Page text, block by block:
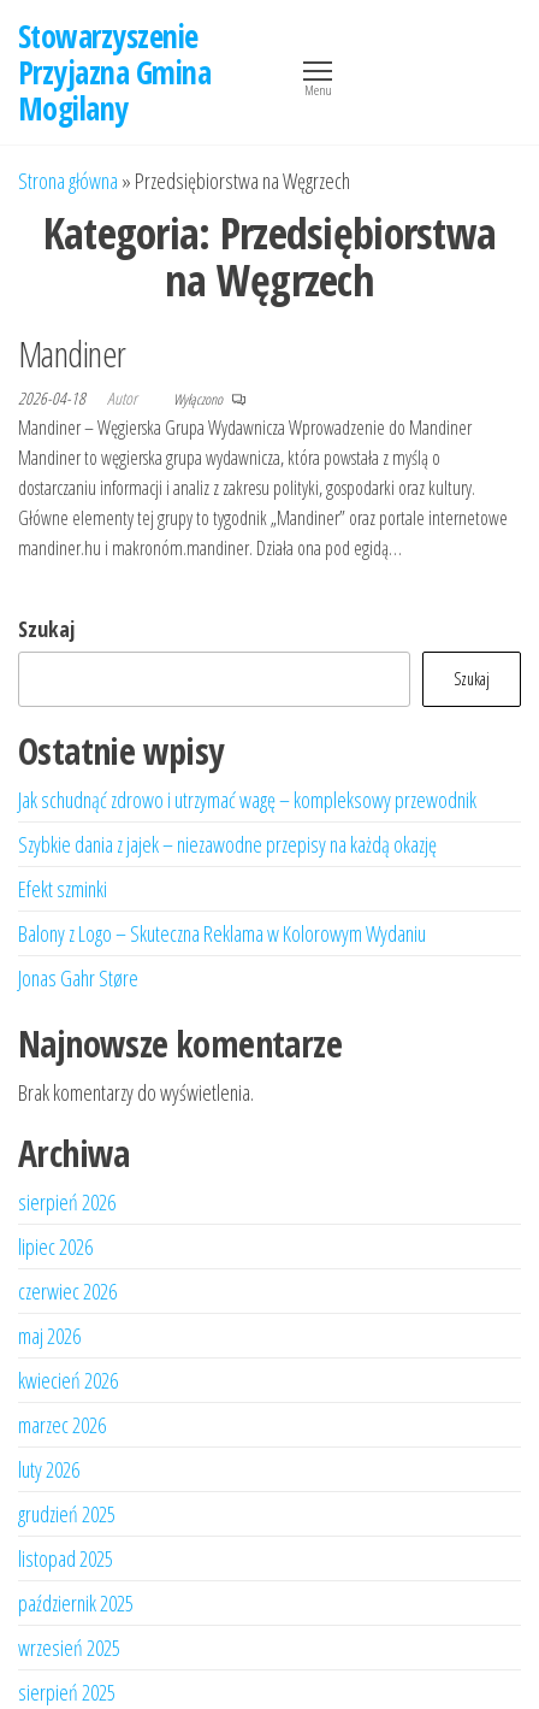
treści
Stowarzyszenie
Przyjazna Gmina
Mogilany
Menu
Strona główna » Przedsiębiorstwa na Węgrzech
Kategoria: Przedsiębiorstwa
na Węgrzech
Mandiner
2026-04-18 Autor Wyłączono
Mandiner – Węgierska Grupa Wydawnicza Wprowadzenie do Mandiner
Mandiner to węgierska grupa wydawnicza, która powstała z myślą o
dostarczaniu informacji i analiz z zakresu polityki, gospodarki oraz kultury.
Główne elementy tej grupy to tygodnik „Mandiner” oraz portale internetowe
mandiner.hu i makronóm.mandiner. Działa ona pod egidą…
Szukaj
Szukaj
Ostatnie wpisy
Jak schudnąć zdrowo i utrzymać wagę – kompleksowy przewodnik
Szybkie dania z jajek – niezawodne przepisy na każdą okazję
Efekt szminki
Balony z Logo – Skuteczna Reklama w Kolorowym Wydaniu
Jonas Gahr Støre
Najnowsze komentarze
Brak komentarzy do wyświetlenia.
Archiwa
sierpień 2026
lipiec 2026
czerwiec 2026
maj 2026
kwiecień 2026
marzec 2026
luty 2026
grudzień 2025
listopad 2025
październik 2025
wrzesień 2025
sierpień 2025